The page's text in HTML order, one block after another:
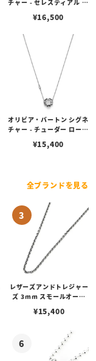
チャー - セレスティアル サ
ント
¥16,500
オリビア・バートン シグネ
チャー - チューダー ローズ
クレス
¥15,400
全ブランドを見る
レザーズアンドトレジャー
ズ 3mm スモールオーバ
ブスタークラスプ＆LTロ
¥15,400